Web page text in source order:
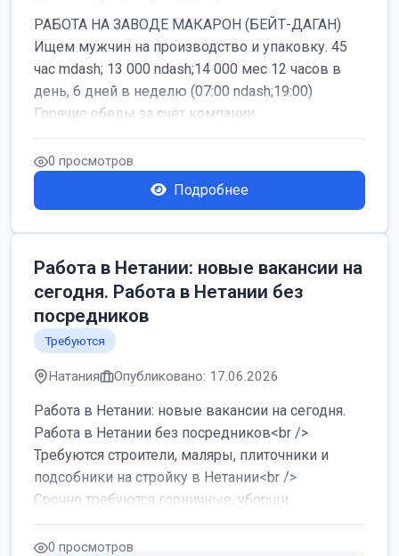
РАБОТА НА ЗАВОДЕ МАКАРОН (БЕЙТ-ДАГАН)
Ищем мужчин на производство и упаковку. 45
час mdash; 13 000 ndash;14 000 мес 12 часов в
день, 6 дней в неделю (07:00 ndash;19:00)
Горячие обеды за счёт компании ...
0 просмотров
Подробнее
Работа в Нетании: новые вакансии на
сегодня. Работа в Нетании без
посредников
Требуются
Натания Опубликовано: 17.06.2026
Работа в Нетании: новые вакансии на сегодня.
Работа в Нетании без посредников<br />
Требуются строители, маляры, плиточники и
подсобники на стройку в Нетании<br />
Срочно требуются горничные, уборщи...
0 просмотров